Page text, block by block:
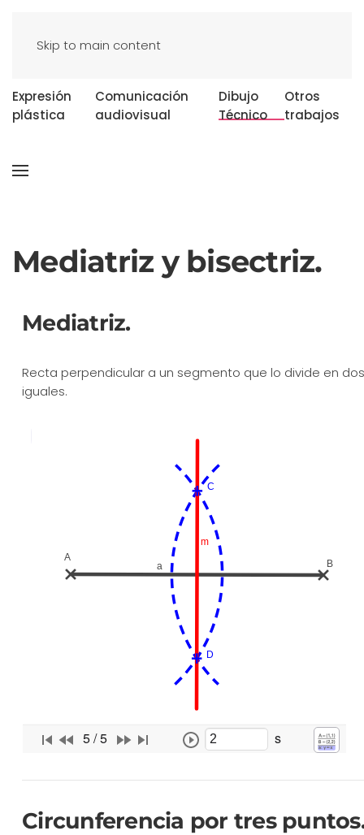
Skip to main content
Expresión
plástica
Comunicación
audiovisual
Dibujo
Técnico
Otros
trabajos
Mediatriz y bisectriz.
Mediatriz.
Recta perpendicular a un segmento que lo divide en
iguales.
Circunferencia por tres